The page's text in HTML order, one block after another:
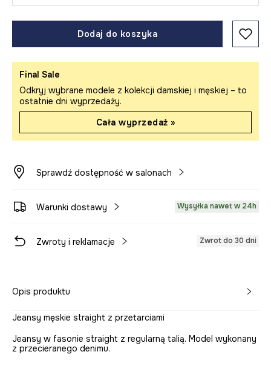
Dodaj do koszyka
Final Sale
Odkryj wybrane modele z kolekcji damskiej i męskiej – to
ostatnie dni wyprzedaży.
Cała wyprzedaż »
Sprawdź dostępność w salonach
Warunki dostawy Wysyłka nawet w 24h
Zwroty i reklamacje Zwrot do 30 dni
Opis produktu
Jeansy męskie straight z przetarciami
Jeansy w fasonie straight z regularną talią. Model wykonany
z przecieranego denimu.